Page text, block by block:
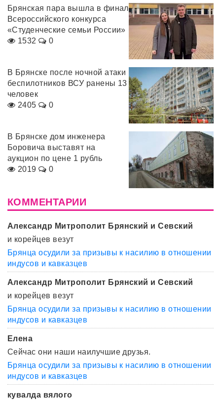
Брянская пара вышла в финал
Всероссийского конкурса
«Студенческие семьи России»
1532
0
В Брянске после ночной атаки
беспилотников ВСУ ранены 13
человек
2405
0
В Брянске дом инженера
Боровича выставят на
аукцион по цене 1 рубль
2019
0
КОММЕНТАРИИ
Александр Митрополит Брянский и Севский
и корейцев везут
Брянца осудили за призывы к насилию в отношении
индусов и кавказцев
Александр Митрополит Брянский и Севский
и корейцев везут
Брянца осудили за призывы к насилию в отношении
индусов и кавказцев
Елена
Сейчас они наши наилучшие друзья.
Брянца осудили за призывы к насилию в отношении
индусов и кавказцев
кувалда вялого